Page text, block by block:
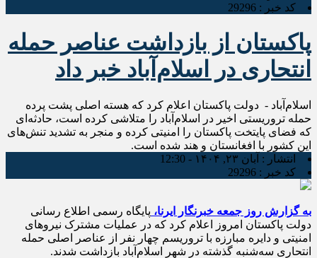
کد خبر : 29296
پاکستان از بازداشت عناصر حمله
انتحاری در اسلام‌آباد خبر داد
اسلام‌آباد - دولت پاکستان اعلام کرد که هسته اصلی پشت پرده
حمله تروریستی اخیر در اسلام‌آباد را متلاشی کرده است، حادثه‌ای
که فضای پایتخت پاکستان را امنیتی کرده و منجر به تشدید تنش‌های
این کشور با افغانستان و هند شده است.
انتشار : آبان ۲۳, ۱۴۰۴ - 12:30
کد خبر : 29296
به گزارش روز جمعه خبرنگار ایرنا، پایگاه رسمی اطلاع رسانی
دولت پاکستان امروز اعلام کرد که در عملیات مشترک نیروهای
امنیتی و دایره مبارزه با تروریسم چهار نفر از عناصر اصلی حمله
انتحاری سه‌شنبه گذشته در شهر اسلام‌آباد بازداشت شدند.